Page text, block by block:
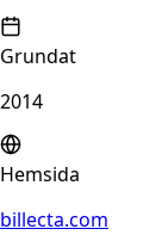
Grundat
2014
Hemsida
billecta.com